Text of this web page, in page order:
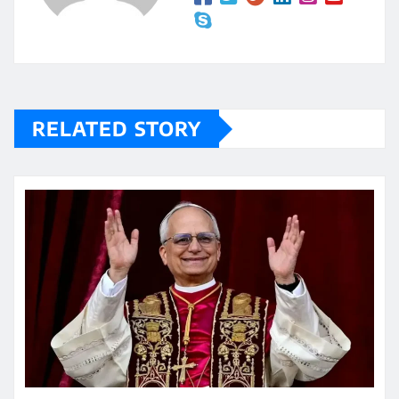
RELATED STORY